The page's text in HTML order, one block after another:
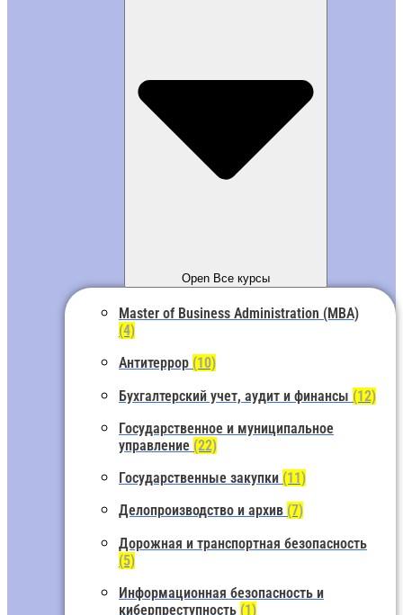
Open Все курсы
Master of Business Administration (MBA)
(4)
Антитеррор (10)
Бухгалтерский учет, аудит и финансы (12)
Государственное и муниципальное
управление (22)
Государственные закупки (11)
Делопроизводство и архив (7)
Дорожная и транспортная безопасность
(5)
Информационная безопасность и
киберпреступность (1)